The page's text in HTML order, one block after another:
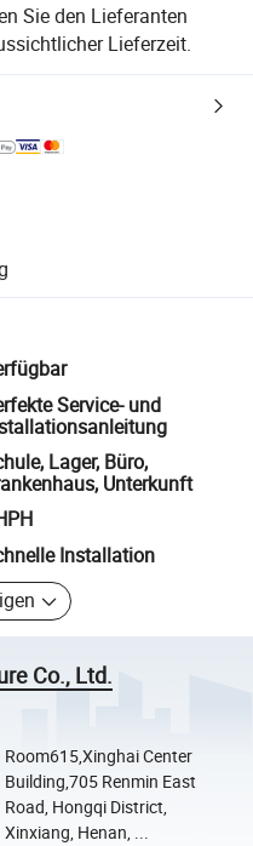
Sie den Lieferanten
Lieferzeit.
Logistik
von Qualität und Menge
Rückerstattungen
Service- und
Lager, Büro,
Unterkunft
Installation
Co., Ltd.
Room615,Xinghai Center
Building,705 Renmin East
Road, Hongqi District,
Xinxiang, Henan, ...